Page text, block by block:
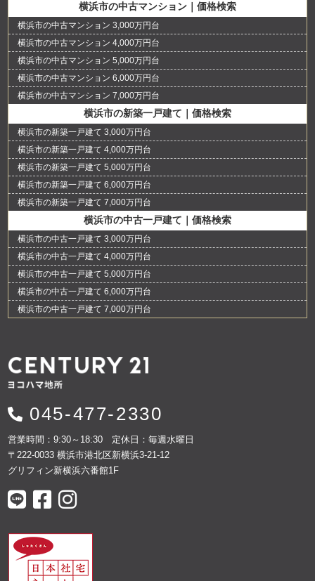
横浜市の中古マンション｜価格検索
横浜市の中古マンション 3,000万円台
横浜市の中古マンション 4,000万円台
横浜市の中古マンション 5,000万円台
横浜市の中古マンション 6,000万円台
横浜市の中古マンション 7,000万円台
横浜市の新築一戸建て｜価格検索
横浜市の新築一戸建て 3,000万円台
横浜市の新築一戸建て 4,000万円台
横浜市の新築一戸建て 5,000万円台
横浜市の新築一戸建て 6,000万円台
横浜市の新築一戸建て 7,000万円台
横浜市の中古一戸建て｜価格検索
横浜市の中古一戸建て 3,000万円台
横浜市の中古一戸建て 4,000万円台
横浜市の中古一戸建て 5,000万円台
横浜市の中古一戸建て 6,000万円台
横浜市の中古一戸建て 7,000万円台
045-477-2330
営業時間：9:30～18:30 定休日：毎週水曜日
〒222-0033 横浜市港北区新横浜3-21-12
グリフィン新横浜六番館1F